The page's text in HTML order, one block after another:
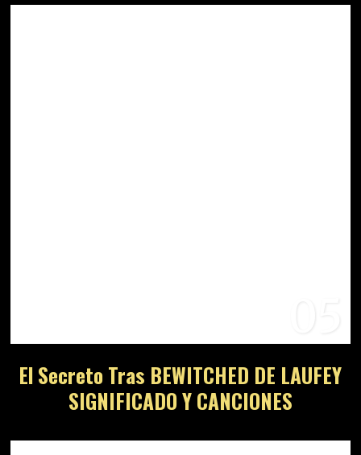
El Secreto Tras BEWITCHED DE LAUFEY
SIGNIFICADO Y CANCIONES